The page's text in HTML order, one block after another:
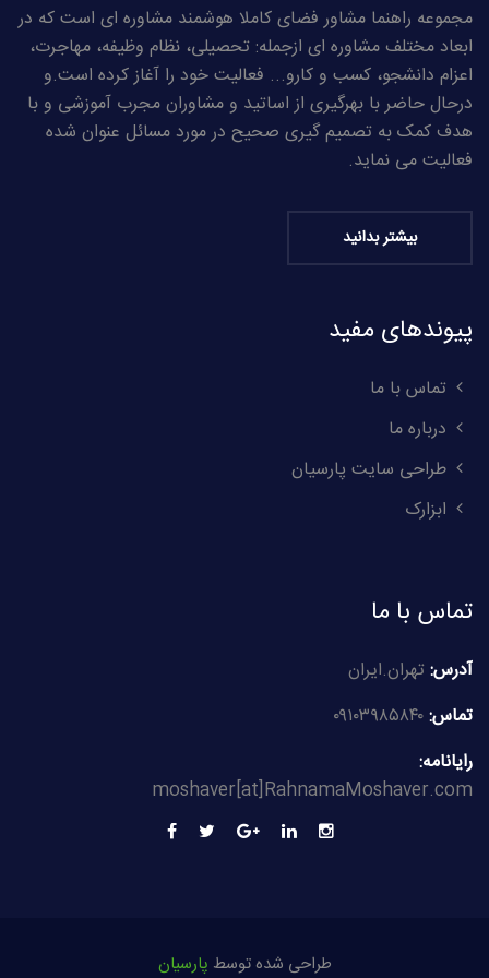
مجموعه راهنما مشاور فضای کاملا هوشمند مشاوره ای است که در
ابعاد مختلف مشاوره ای ازجمله: تحصیلی، نظام وظیفه، مهاجرت،
اعزام دانشجو، کسب و کارو... فعالیت خود را آغاز کرده است.و
درحال حاضر با بهرگیری از اساتید و مشاوران مجرب آموزشی و با
هدف کمک به تصمیم گیری صحیح در مورد مسائل عنوان شده
فعالیت می نماید.
بیشتر بدانید
پیوندهای مفید
تماس با ما
درباره ما
طراحی سایت پارسیان
ابزارک
تماس با ما
آدرس:تهران.ایران
تماس:
رایانامه:
moshaver[at]RahnamaMoshaver.com
طراحی شده توسط پارسیان